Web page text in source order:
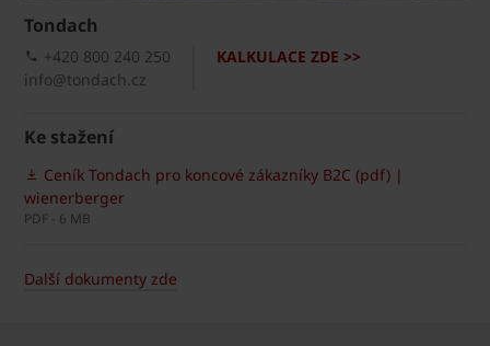
Tondach
KALKULACE ZDE >>
+420 800 240 250
info@tondach.cz
Ke stažení
Ceník Tondach pro koncové zákazníky B2C (pdf) |
wienerberger
PDF - 6 MB
Další dokumenty zde